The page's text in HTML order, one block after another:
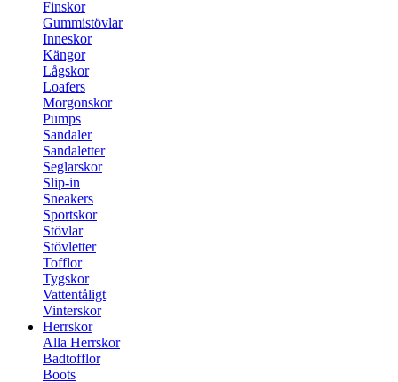
Finskor
Gummistövlar
Inneskor
Kängor
Lågskor
Loafers
Morgonskor
Pumps
Sandaler
Sandaletter
Seglarskor
Slip-in
Sneakers
Sportskor
Stövlar
Stövletter
Tofflor
Tygskor
Vattentåligt
Vinterskor
Herrskor
Alla Herrskor
Badtofflor
Boots